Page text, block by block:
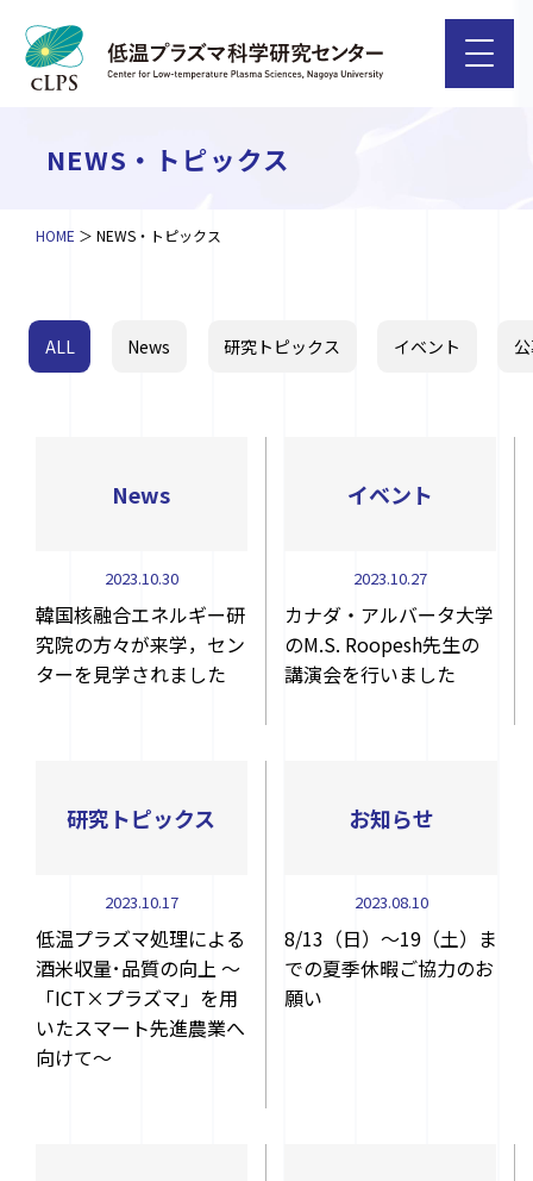
お問い合わせ先
ナショナル・イノベーション・コンプレックス4F
contact@plasma.engg.nagoya-u.ac.jp
NEWS・トピックス
HOME NEWS・トピックス
ALL News 研究トピックス イベント
News
2023.10.30
韓国核融合エネルギー研
究院の方々が来学，セン
ターを見学されました
イベント
2023.10.27
カナダ・アルバータ大学
のM.S. Roopesh先生の
講演会を行いました
研究トピックス
2023.10.17
低温プラズマ処理による
酒米収量･品質の向上 〜
「ICT×プラズマ」を用
いたスマート先進農業へ
向けて〜
お知らせ
2023.08.10
8/13（日）～19（土）ま
での夏季休暇ご協力のお
願い